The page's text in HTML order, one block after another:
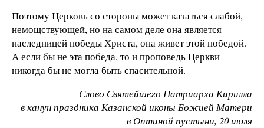
Поэтому Церковь со стороны может казаться слабой,
немощствующей, но на самом деле она является
наследницей победы Христа, она живет этой победой.
А если бы не эта победа, то и проповедь Церкви
никогда бы не могла быть спасительной.
Слово Святейшего Патриарха Кирилла
в канун праздника Казанской иконы Божией Матери
в Оптиной пустыни, 20 июля